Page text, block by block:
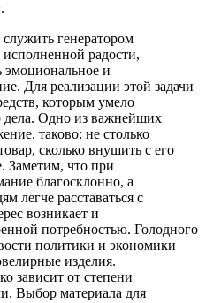
генератором
радости,
эмоциональное и
Для реализации этой задачи
которым умело
дела. Одно из важнейших
таково: не столько
сколько внушить с его
Заметим, что при
благосклонно, а
легче расставаться с
возникает и
потребностью. Голодного
политики и экономики
изделия.
зависит от степени
Выбор материала для